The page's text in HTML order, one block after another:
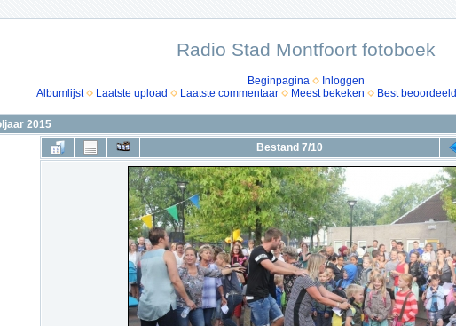
Radio Stad Montfoort fotoboek
Beginpagina
Inloggen
Albumlijst
Laatste upload Laatste commentaar Meest bekeken Best beoordeeld
2015
Bestand 7/10